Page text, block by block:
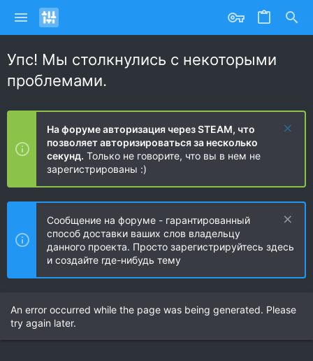
Упс! Мы столкнулись с некоторыми
проблемами.
На форуме авторизация через STEAM, что
позволяет авторизироваться за несколько
секунд. Только не говорите, что вы в нем не
зарегистрированы :)
Сообщение на форуме - гарантированный
способ доставки ваших слов владельцу
данного проекта. Просто зарегистрируйтесь здесь
и создайте где-нибудь тему
An error occurred while the page was being generated. Please
try again later.